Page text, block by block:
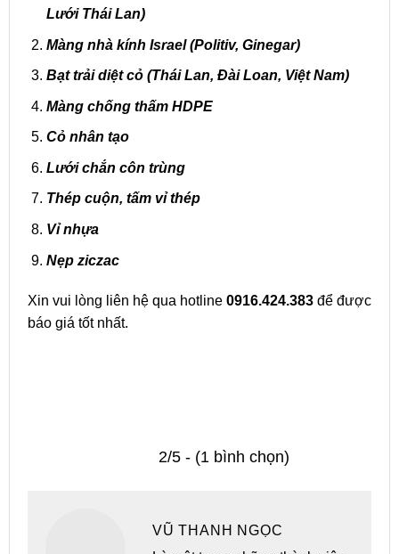
Lưới Thái Lan)
Màng nhà kính Israel (Politiv, Ginegar)
Bạt trải diệt cỏ (Thái Lan, Đài Loan, Việt Nam)
Màng chống thấm HDPE
Cỏ nhân tạo
Lưới chắn côn trùng
Thép cuộn, tấm vỉ thép
Vỉ nhựa
Nẹp ziczac
Xin vui lòng liên hệ qua hotline 0916.424.383 để được
báo giá tốt nhất.
2/5 - (1 bình chọn)
VŨ THANH NGỌC